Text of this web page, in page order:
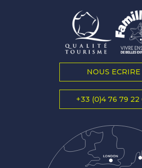
NOUS ECRIRE
+33 (0)4 76 79 22